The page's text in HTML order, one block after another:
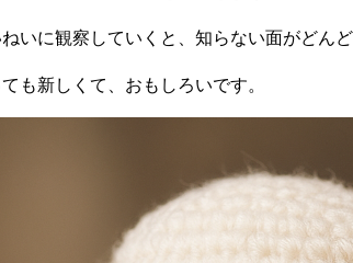
いに観察していくと、知らない面がどんど
も新しくて、おもしろいです。